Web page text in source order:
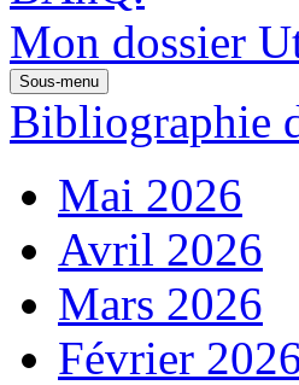
Mon dossier
Sous-menu
Bibliographie
Mai 2026
Avril 2026
Mars 2026
Février